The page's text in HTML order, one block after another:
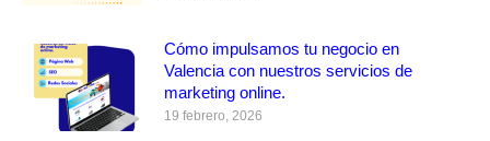
Cómo impulsamos tu negocio en
Valencia con nuestros servicios de
marketing online.
19 febrero, 2026